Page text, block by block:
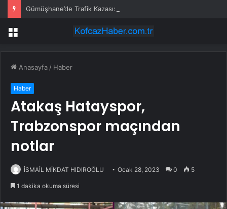
Gümüşhane’de Trafik Kazası: 3 Yaralı
Menü
Anasayfa / Haber
Haber
Atakaş Hatayspor,
Trabzonspor maçından
notlar
İSMAİL MİKDAT HIDIROĞLU Ocak 28, 2023 0 5
1 dakika okuma süresi